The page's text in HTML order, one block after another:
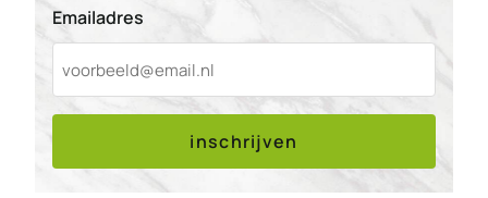
Emailadres
inschrijven